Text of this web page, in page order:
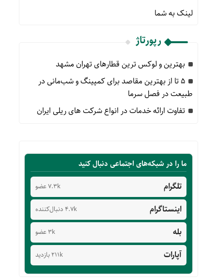
لینک به شما
رپورتاژ
بهترین و لوکس ترین قطارهای تهران مشهد
۵ تا از بهترین مقاصد برای کمپینگ و شب‌مانی در
طبیعت در فصل سرما
تفاوت ارائه خدمات در انواع شرکت های ریلی ایران
ما را در شبکه‌های اجتماعی دنبال کنید
تلگرام 7.3k عضو
اینستاگرام 4.7k دنبال‌کننده
بله 3k عضو
آپارات 211k بازدید